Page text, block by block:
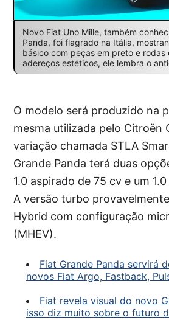
Novo Fiat Uno Mille, também
Panda, foi flagrado na Itália,
básico com peças em preto e rodas
adereços estéticos, ele lembra o
O modelo será produzido na
mesma utilizada pelo Citroën
variação chamada STLA
Grande Panda terá duas
1.0 aspirado de 75 cv e um
A versão turbo
Hybrid com configuração
(MHEV).
Fiat Grande Panda servirá
novos Fiat Argo, Fastback,
Fiat revela visual do novo
isso diz muito sobre o futuro